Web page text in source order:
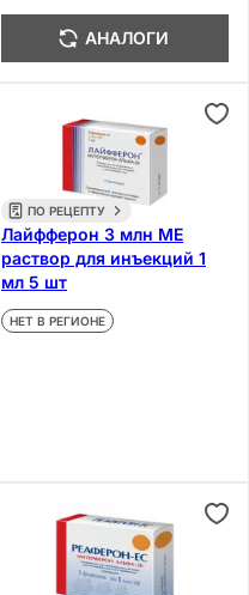
АНАЛОГИ
ПО РЕЦЕПТУ
Лайфферон 3 млн МЕ
раствор для инъекций 1
мл 5 шт
НЕТ В РЕГИОНЕ